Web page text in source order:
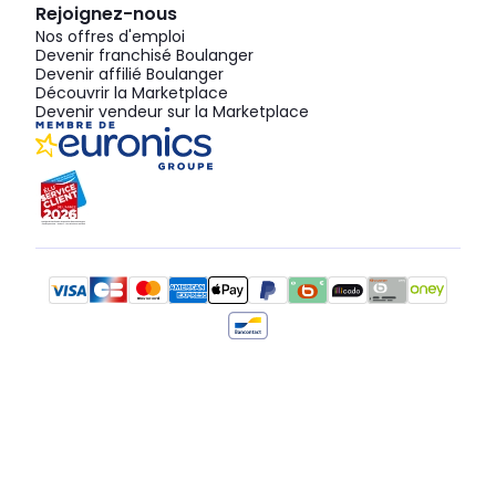
Rejoignez-nous
Nos offres d'emploi
Devenir franchisé Boulanger
Devenir affilié Boulanger
Découvrir la Marketplace
Devenir vendeur sur la Marketplace